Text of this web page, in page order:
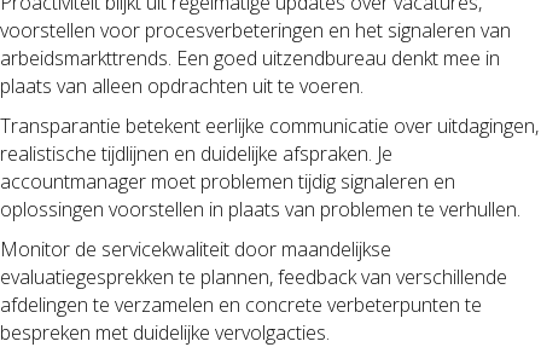
voorstellen voor procesverbeteringen en het signaleren van
arbeidsmarkttrends. Een goed uitzendbureau denkt mee in
plaats van alleen opdrachten uit te voeren.
Transparantie betekent eerlijke communicatie over uitdagingen,
realistische tijdlijnen en duidelijke afspraken. Je
accountmanager moet problemen tijdig signaleren en
oplossingen voorstellen in plaats van problemen te verhullen.
Monitor de servicekwaliteit door maandelijkse
evaluatiegesprekken te plannen, feedback van verschillende
afdelingen te verzamelen en concrete verbeterpunten te
bespreken met duidelijke vervolgacties.